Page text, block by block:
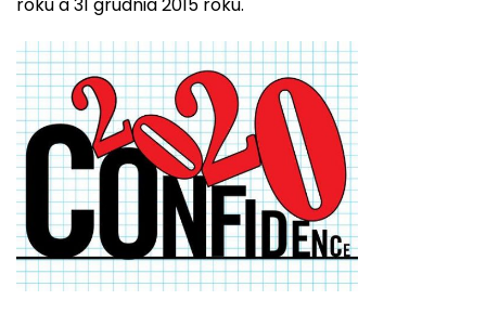
roku a 31 grudnia 2015 roku.